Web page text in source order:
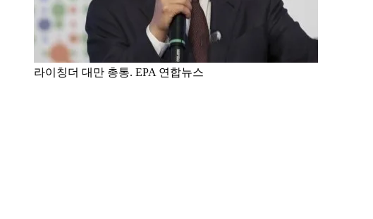
라이칭더 대만 총통. EPA 연합뉴스